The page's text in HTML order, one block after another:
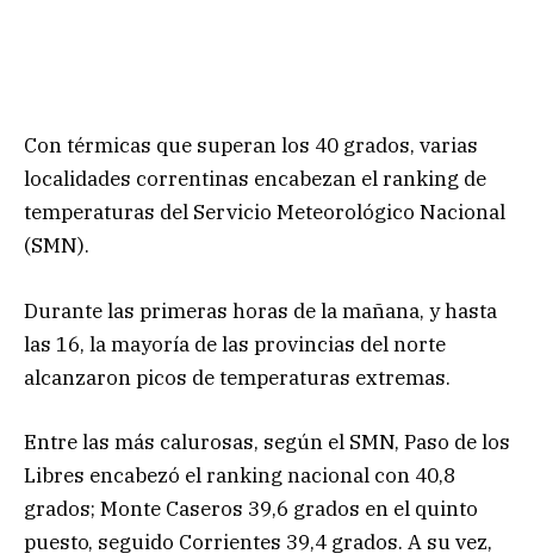
Con térmicas que superan los 40 grados, varias
localidades correntinas encabezan el ranking de
temperaturas del Servicio Meteorológico Nacional
(SMN).
Durante las primeras horas de la mañana, y hasta
las 16, la mayoría de las provincias del norte
alcanzaron picos de temperaturas extremas.
Entre las más calurosas, según el SMN, Paso de los
Libres encabezó el ranking nacional con 40,8
grados; Monte Caseros 39,6 grados en el quinto
puesto, seguido Corrientes 39,4 grados. A su vez,